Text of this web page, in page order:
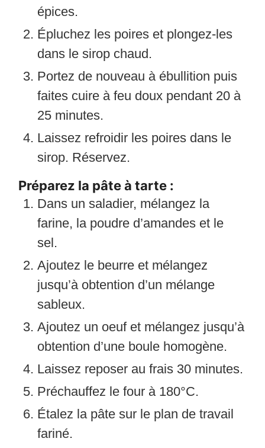
épices.
Épluchez les poires et plongez-les
dans le sirop chaud.
Portez de nouveau à ébullition puis
faites cuire à feu doux pendant 20 à
25 minutes.
Laissez refroidir les poires dans le
sirop. Réservez.
Préparez la pâte à tarte :
Dans un saladier, mélangez la
farine, la poudre d’amandes et le
sel.
Ajoutez le beurre et mélangez
jusqu’à obtention d’un mélange
sableux.
Ajoutez un oeuf et mélangez jusqu’à
obtention d’une boule homogène.
Laissez reposer au frais 30 minutes.
Préchauffez le four à 180°C.
Étalez la pâte sur le plan de travail
fariné.